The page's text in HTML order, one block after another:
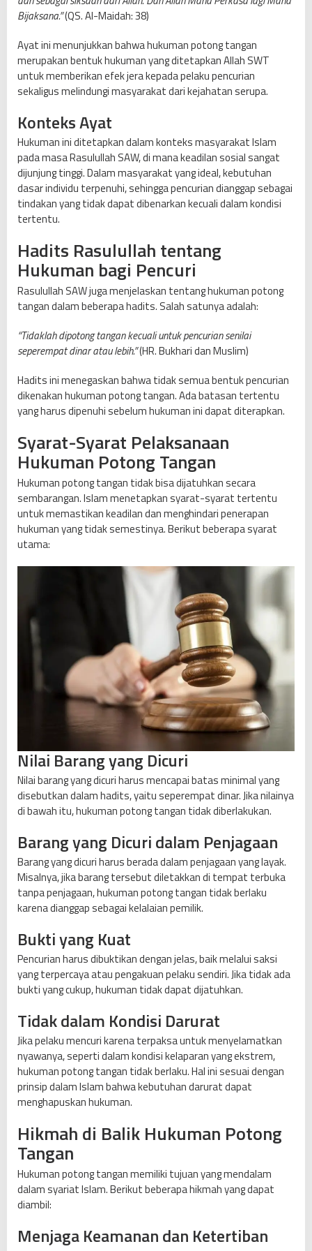
Bijaksana.”(QS. Al-Maidah: 38)
Ayat ini menunjukkan bahwa hukuman potong tangan
merupakan bentuk hukuman yang ditetapkan Allah SWT
untuk memberikan efek jera kepada pelaku pencurian
sekaligus melindungi masyarakat dari kejahatan serupa.
Konteks Ayat
Hukuman ini ditetapkan dalam konteks masyarakat Islam
pada masa Rasulullah SAW, di mana keadilan sosial sangat
dijunjung tinggi. Dalam masyarakat yang ideal, kebutuhan
dasar individu terpenuhi, sehingga pencurian dianggap sebagai
tindakan yang tidak dapat dibenarkan kecuali dalam kondisi
tertentu.
Hadits Rasulullah tentang
Hukuman bagi Pencuri
Rasulullah SAW juga menjelaskan tentang hukuman potong
tangan dalam beberapa hadits. Salah satunya adalah:
“Tidaklah dipotong tangan kecuali untuk pencurian senilai
seperempat dinar atau lebih.”(HR. Bukhari dan Muslim)
Hadits ini menegaskan bahwa tidak semua bentuk pencurian
dikenakan hukuman potong tangan. Ada batasan tertentu
yang harus dipenuhi sebelum hukuman ini dapat diterapkan.
Syarat-Syarat Pelaksanaan
Hukuman Potong Tangan
Hukuman potong tangan tidak bisa dijatuhkan secara
sembarangan. Islam menetapkan syarat-syarat tertentu
untuk memastikan keadilan dan menghindari penerapan
hukuman yang tidak semestinya. Berikut beberapa syarat
utama:
Nilai Barang yang Dicuri
Nilai barang yang dicuri harus mencapai batas minimal yang
disebutkan dalam hadits, yaitu seperempat dinar. Jika nilainya
di bawah itu, hukuman potong tangan tidak diberlakukan.
Barang yang Dicuri dalam Penjagaan
Barang yang dicuri harus berada dalam penjagaan yang layak.
Misalnya, jika barang tersebut diletakkan di tempat terbuka
tanpa penjagaan, hukuman potong tangan tidak berlaku
karena dianggap sebagai kelalaian pemilik.
Bukti yang Kuat
Pencurian harus dibuktikan dengan jelas, baik melalui saksi
yang terpercaya atau pengakuan pelaku sendiri. Jika tidak ada
bukti yang cukup, hukuman tidak dapat dijatuhkan.
Tidak dalam Kondisi Darurat
Jika pelaku mencuri karena terpaksa untuk menyelamatkan
nyawanya, seperti dalam kondisi kelaparan yang ekstrem,
hukuman potong tangan tidak berlaku. Hal ini sesuai dengan
prinsip dalam Islam bahwa kebutuhan darurat dapat
menghapuskan hukuman.
Hikmah di Balik Hukuman Potong
Tangan
Hukuman potong tangan memiliki tujuan yang mendalam
dalam syariat Islam. Berikut beberapa hikmah yang dapat
diambil:
Menjaga Keamanan dan Ketertiban